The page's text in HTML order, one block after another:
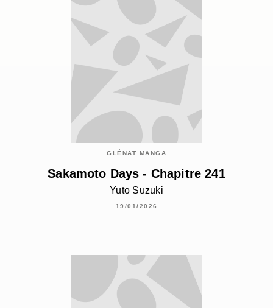
GLÉNAT MANGA
Sakamoto Days - Chapitre 241
Yuto Suzuki
19/01/2026